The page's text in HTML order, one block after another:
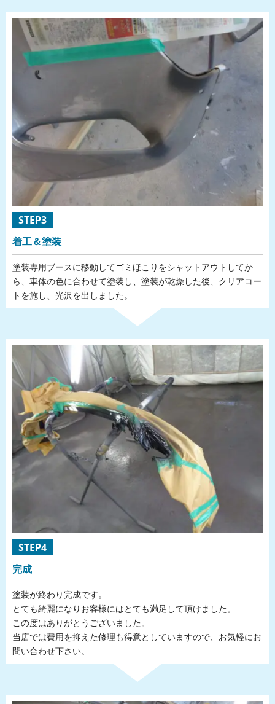
STEP3
着工＆塗装
塗装専用ブースに移動してゴミほこりをシャットアウトしてか
ら、車体の色に合わせて塗装し、塗装が乾燥した後、クリアコー
トを施し、光沢を出しました。
STEP4
完成
塗装が終わり完成です。
とても綺麗になりお客様にはとても満足して頂けました。
この度はありがとうございました。
当店では費用を抑えた修理も得意としていますので、お気軽にお
問い合わせ下さい。